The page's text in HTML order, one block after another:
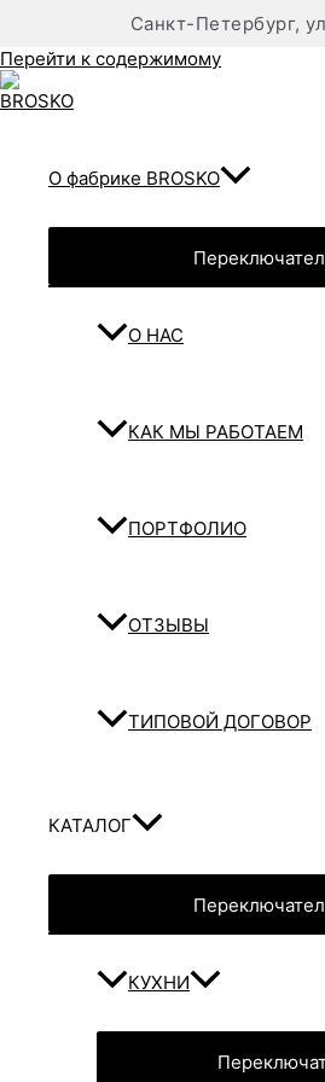
Санкт-Петербург,
Перейти к содержимому
О фабрике BROSKO
О НАС
КАК МЫ РАБОТАЕМ
ПОРТФОЛИО
ОТЗЫВЫ
ТИПОВОЙ ДОГОВОР
КАТАЛОГ
КУХНИ